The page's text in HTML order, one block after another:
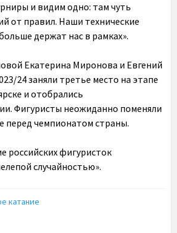
и видим одно: там чуть
от правил. Наши технические
держат нас в рамках».
Екатерина Миронова и Евгений
24 заняли третье место на этапе
и отобрались
Фигуристы неожиданно поменяли
перед чемпионатом страны.
российских фигуристок
случайностью».
катание